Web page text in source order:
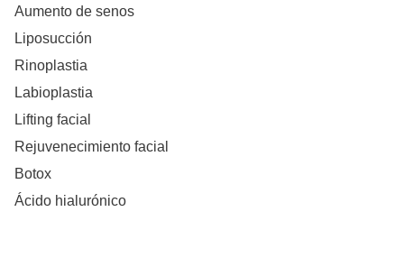
Aumento de senos
Liposucción
Rinoplastia
Labioplastia
Lifting facial
Rejuvenecimiento facial
Botox
Ácido hialurónico